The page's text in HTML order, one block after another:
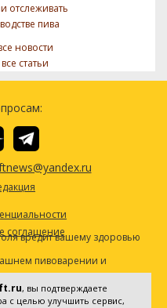
отслеживать
пива
новости
статьи
соглашение
вредит вашему здоровью
пивоварении и
Зарегистрировано в
, вы подтверждаете
с целью улучшить сервис,